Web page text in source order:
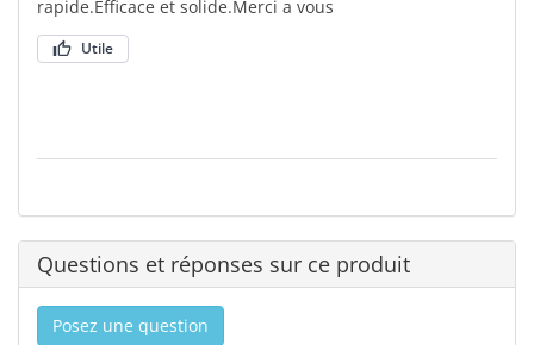
rapide.Efficace et solide.Merci a vous
Utile
Questions et réponses sur ce produit
Posez une question